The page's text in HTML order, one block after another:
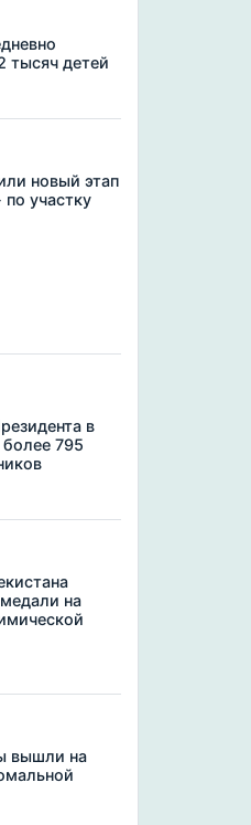
тысяч детей
новый этап
участку
в
795
на
вышли на